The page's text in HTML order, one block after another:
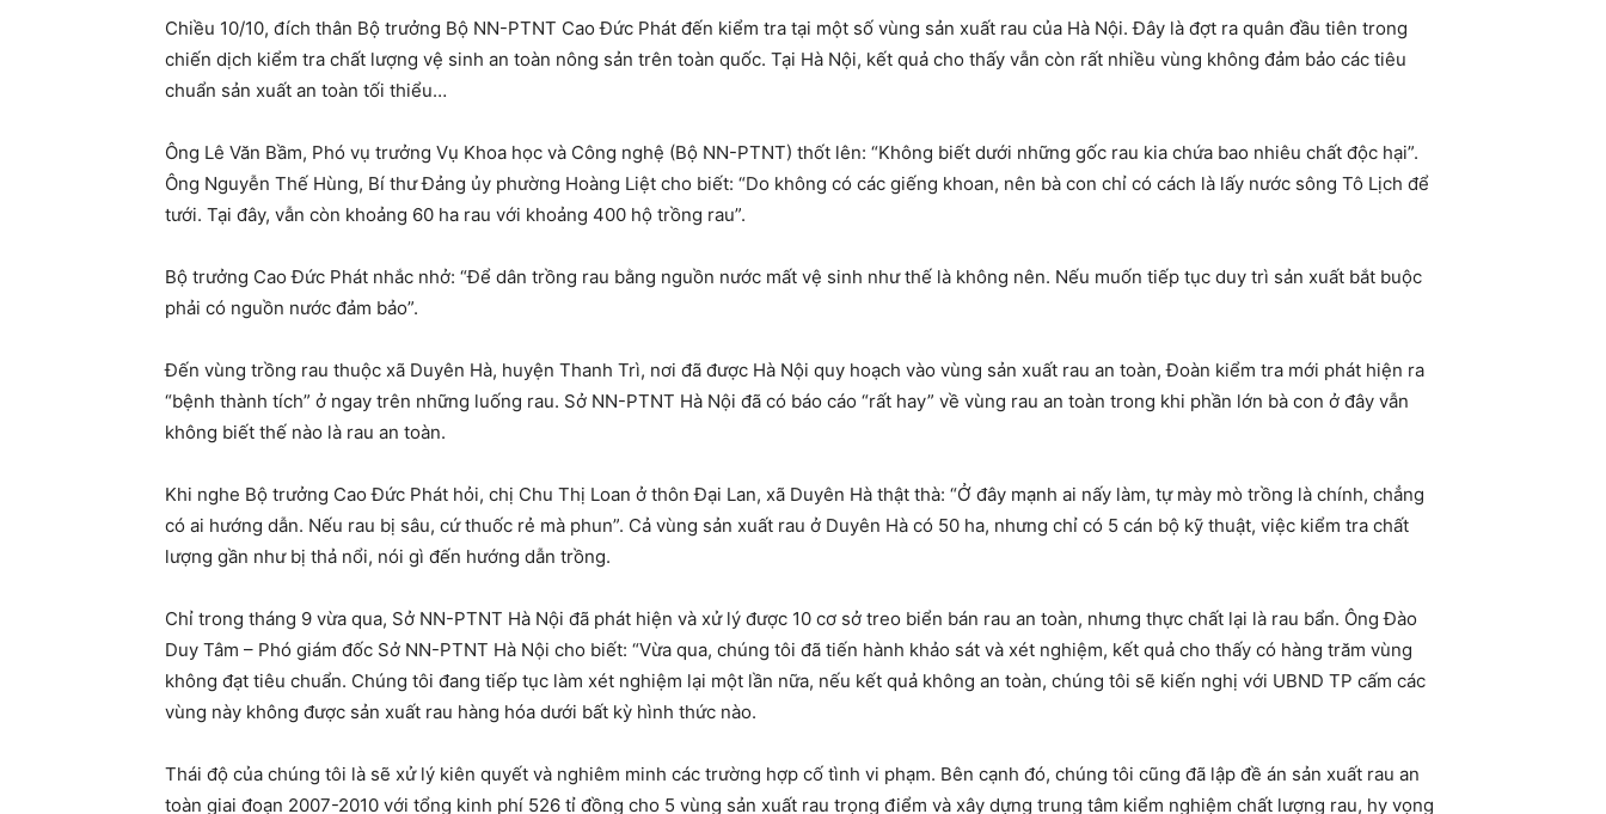
Chiều 10/10, đích thân Bộ trưởng Bộ NN-PTNT Cao Đức Phát đến kiểm tra tại một số vùng sản xuất rau của Hà Nội. Đây là đợt ra quân đầu tiên trong
chiến dịch kiểm tra chất lượng vệ sinh an toàn nông sản trên toàn quốc. Tại Hà Nội, kết quả cho thấy vẫn còn rất nhiều vùng không đảm bảo các tiêu
chuẩn sản xuất an toàn tối thiểu…
Ông Lê Văn Bầm, Phó vụ trưởng Vụ Khoa học và Công nghệ (Bộ NN-PTNT) thốt lên: “Không biết dưới những gốc rau kia chứa bao nhiêu chất độc hại”.
Ông Nguyễn Thế Hùng, Bí thư Đảng ủy phường Hoàng Liệt cho biết: “Do không có các giếng khoan, nên bà con chỉ có cách là lấy nước sông Tô Lịch để
tưới. Tại đây, vẫn còn khoảng 60 ha rau với khoảng 400 hộ trồng rau”.
Bộ trưởng Cao Đức Phát nhắc nhở: “Để dân trồng rau bằng nguồn nước mất vệ sinh như thế là không nên. Nếu muốn tiếp tục duy trì sản xuất bắt buộc
phải có nguồn nước đảm bảo”.
Đến vùng trồng rau thuộc xã Duyên Hà, huyện Thanh Trì, nơi đã được Hà Nội quy hoạch vào vùng sản xuất rau an toàn, Đoàn kiểm tra mới phát hiện ra
“bệnh thành tích” ở ngay trên những luống rau. Sở NN-PTNT Hà Nội đã có báo cáo “rất hay” về vùng rau an toàn trong khi phần lớn bà con ở đây vẫn
không biết thế nào là rau an toàn.
Khi nghe Bộ trưởng Cao Đức Phát hỏi, chị Chu Thị Loan ở thôn Đại Lan, xã Duyên Hà thật thà: “Ở đây mạnh ai nấy làm, tự mày mò trồng là chính, chẳng
có ai hướng dẫn. Nếu rau bị sâu, cứ thuốc rẻ mà phun”. Cả vùng sản xuất rau ở Duyên Hà có 50 ha, nhưng chỉ có 5 cán bộ kỹ thuật, việc kiểm tra chất
lượng gần như bị thả nổi, nói gì đến hướng dẫn trồng.
Chỉ trong tháng 9 vừa qua, Sở NN-PTNT Hà Nội đã phát hiện và xử lý được 10 cơ sở treo biển bán rau an toàn, nhưng thực chất lại là rau bẩn. Ông Đào
Duy Tâm – Phó giám đốc Sở NN-PTNT Hà Nội cho biết: “Vừa qua, chúng tôi đã tiến hành khảo sát và xét nghiệm, kết quả cho thấy có hàng trăm vùng
không đạt tiêu chuẩn. Chúng tôi đang tiếp tục làm xét nghiệm lại một lần nữa, nếu kết quả không an toàn, chúng tôi sẽ kiến nghị với UBND TP cấm các
vùng này không được sản xuất rau hàng hóa dưới bất kỳ hình thức nào.
Thái độ của chúng tôi là sẽ xử lý kiên quyết và nghiêm minh các trường hợp cố tình vi phạm. Bên cạnh đó, chúng tôi cũng đã lập đề án sản xuất rau an
toàn giai đoạn 2007-2010 với tổng kinh phí 526 tỉ đồng cho 5 vùng sản xuất rau trọng điểm và xây dựng trung tâm kiểm nghiệm chất lượng rau, hy vọng